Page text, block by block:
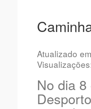
Atualizado
No dia